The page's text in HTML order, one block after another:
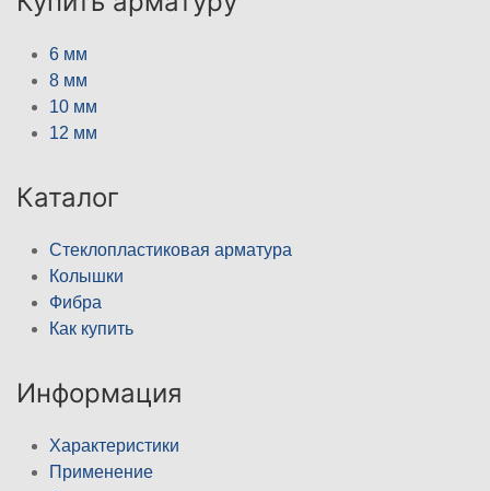
6 мм
8 мм
10 мм
12 мм
Каталог
Стеклопластиковая арматура
Колышки
Фибра
Как купить
Информация
Характеристики
Применение